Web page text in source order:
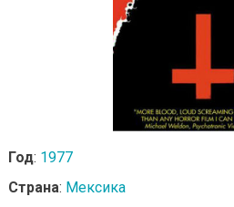
Год: 1977
Страна: Мексика